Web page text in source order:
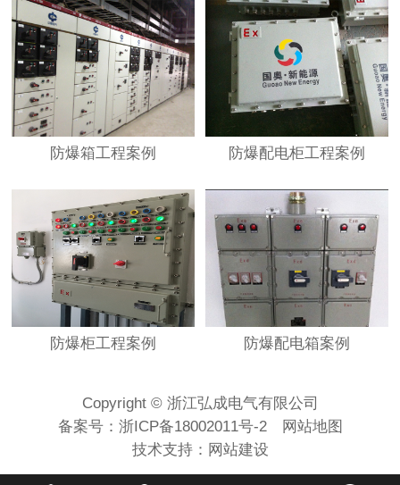
防爆箱工程案例 防爆配电柜工程案例
防爆柜工程案例 防爆配电箱案例
Copyright © 浙江弘成电气有限公司
备案号： 浙ICP备18002011号-2
网站地图
技术支持： 网站建设